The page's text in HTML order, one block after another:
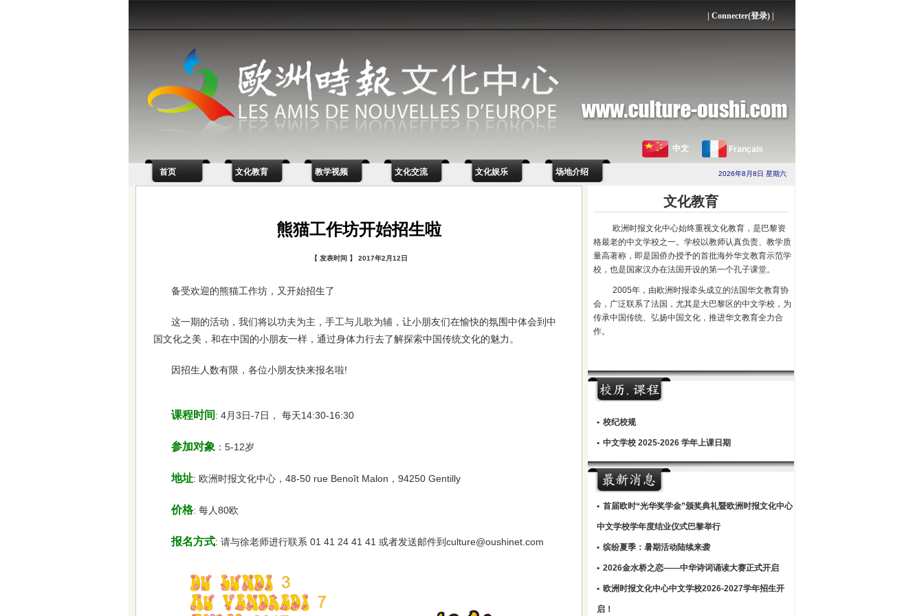
Connecter(登录)
中文 Français
首页 文化教育 教学视频 文化交流 文化娱乐 场地介绍 2026年8月8日 星期六
熊猫工作坊开始招生啦
【 发表时间 】 2017年2月12日
备受欢迎的熊猫工作坊，又开始招生了
这一期的活动，我们将以功夫为主，手工与儿歌为辅，让小朋友们在愉快的氛围中体会到中
国文化之美，和在中国的小朋友一样，通过身体力行去了解探索中国传统文化的魅力。
因招生人数有限，各位小朋友快来报名啦!
课程时间: 4月3日-7日， 每天14:30-16:30
参加对象 ：5-12岁
地址: 欧洲时报文化中心，48-50 rue Benoît Malon，94250 Gentilly
价格: 每人80欧
报名方式: 请与徐老师进行联系 01 41 24 41 41 或者发送邮件到culture@oushinet.com
文化教育
欧洲时报文化中心始终重视文化教育，是巴黎资
格最老的中文学校之一。学校以教师认真负责、教学质
量高著称，即是国侨办授予的首批海外华文教育示范学
校，也是国家汉办在法国开设的第一个孔子课堂。
2005年，由欧洲时报牵头成立的法国华文教育协
会，广泛联系了法国，尤其是大巴黎区的中文学校，为
传承中国传统、弘扬中国文化，推进华文教育全力合
作。
• 校纪校规
• 中文学校 2025-2026 学年上课日期
• 首届欧时“光华奖学金”颁奖典礼暨欧洲时报文化中心
中文学校学年度结业仪式巴黎举行
• 缤纷夏季：暑期活动陆续来袭
• 2026金水桥之恋——中华诗词诵读大赛正式开启
• 欧洲时报文化中心中文学校2026-2027学年招生开
启！